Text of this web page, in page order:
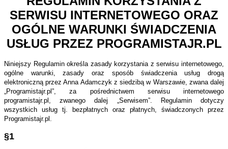
SERWISU INTERNETOWEGO ORAZ
OGÓLNE WARUNKI ŚWIADCZENIA
USŁUG PRZEZ PROGRAMISTAJR.PL
Niniejszy Regulamin określa zasady korzystania z serwisu internetowego,
ogólne warunki, zasady oraz sposób świadczenia usług drogą
elektroniczną przez Anna Adamczyk z siedzibą w Warszawie, zwana dalej
„Programistajr.pl”, za pośrednictwem serwisu internetowego
programistajr.pl, zwanego dalej „Serwisem”. Regulamin dotyczy
wszystkich usług tj. bezpłatnych oraz płatnych, świadczonych przez
Programistajr.pl.
§1